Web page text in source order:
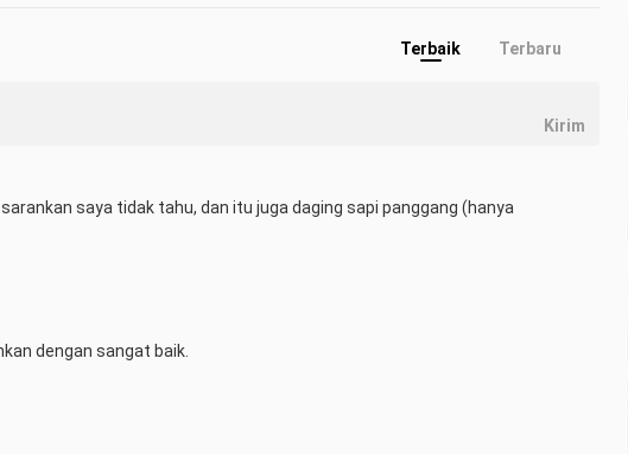
Terbaik Terbaru
Kirim
saya tidak tahu, dan itu juga daging sapi panggang (hanya
dengan sangat baik.